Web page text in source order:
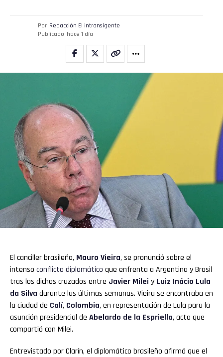
Por Redacción El intransigente
Publicado hace 1 día
El canciller brasileño, Mauro Vieira, se pronunció sobre el
intenso conflicto diplomático que enfrenta a Argentina y Brasil
tras los dichos cruzados entre Javier Milei y Luiz Inácio Lula
da Silva durante las últimas semanas. Vieira se encontraba en
la ciudad de Calí, Colombia, en representación de Lula para la
asunción presidencial de Abelardo de la Espriella, acto que
compartió con Milei.
Entrevistado por Clarín, el diplomático brasileño afirmó que el